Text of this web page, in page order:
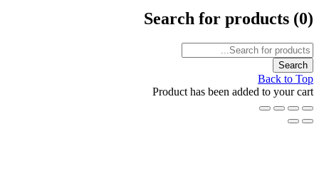
Search for
Back
Product has been added to